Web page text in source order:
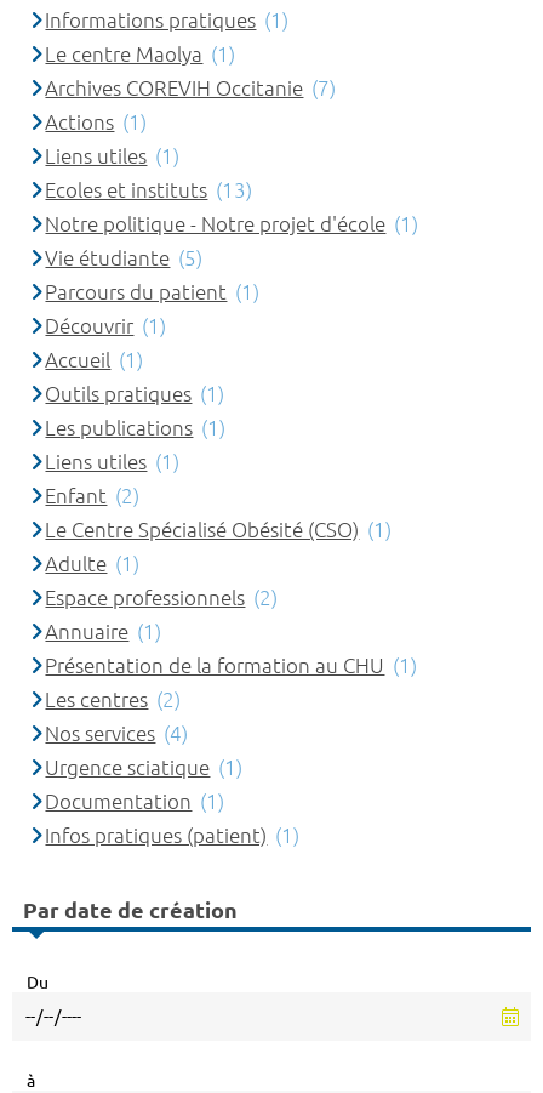
Informations pratiques (1)
Le centre Maolya (1)
Archives COREVIH Occitanie (7)
Actions (1)
Liens utiles (1)
Ecoles et instituts (13)
Notre politique - Notre projet d'école (1)
Vie étudiante (5)
Parcours du patient (1)
Découvrir (1)
Accueil (1)
Outils pratiques (1)
Les publications (1)
Liens utiles (1)
Enfant (2)
Le Centre Spécialisé Obésité (CSO) (1)
Adulte (1)
Espace professionnels (2)
Annuaire (1)
Présentation de la formation au CHU (1)
Les centres (2)
Nos services (4)
Urgence sciatique (1)
Documentation (1)
Infos pratiques (patient) (1)
Par date de création
Du
à